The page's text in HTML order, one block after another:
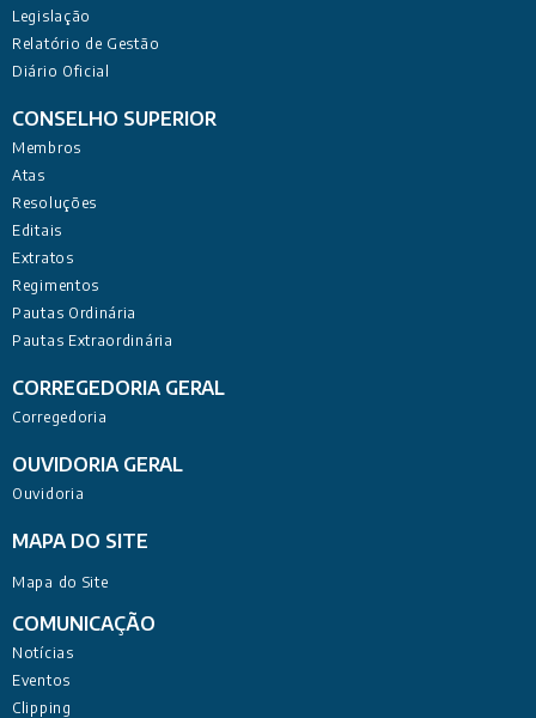
Legislação
Relatório de Gestão
Diário Oficial
CONSELHO SUPERIOR
Membros
Atas
Resoluções
Editais
Extratos
Regimentos
Pautas Ordinária
Pautas Extraordinária
CORREGEDORIA GERAL
Corregedoria
OUVIDORIA GERAL
Ouvidoria
MAPA DO SITE
Mapa do Site
COMUNICAÇÃO
Notícias
Eventos
Clipping